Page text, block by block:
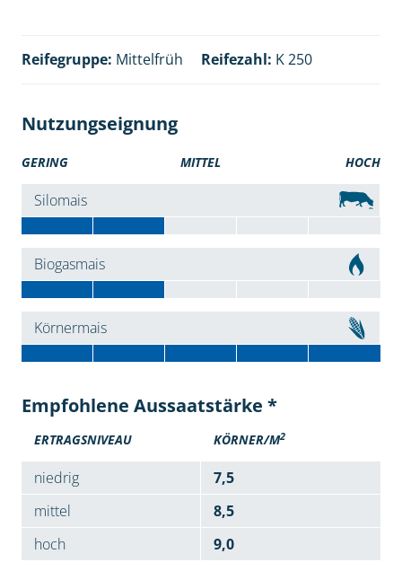
Reifegruppe: Mittelfrüh Reifezahl: K 250
Nutzungseignung
GERING MITTEL HOCH
Silomais
Biogasmais
Körnermais
Empfohlene Aussaatstärke *
ERTRAGSNIVEAU KÖRNER/M2
niedrig
7,5
mittel
8,5
hoch
9,0